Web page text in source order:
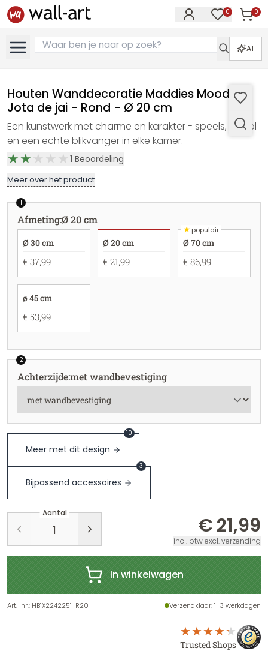
0 0
AI
Houten Wanddecoratie Maddies Mood -
Jota de jai - Rond - Ø 20 cm
Een kunstwerk met charme en karakter - speels, stijlvol
en een echte blikvanger in elke kamer.
1 Beoordeling
Meer over het product
1
Afmeting:Ø 20 cm
Ø 30 cm
€ 37,99
Ø 20 cm
€ 21,99
★populair
Ø 70 cm
€ 86,99
ø 45 cm
€ 53,99
2
Achterzijde:met wandbevestiging
Meer met dit design
10
Bijpassend accessoires
3
Aantal
€ 21,99
incl. btw excl. verzending
In winkelwagen
Art.-nr.: HB1X2242251-R20 Verzendklaar: 1-3 werkdagen
Trusted Shops